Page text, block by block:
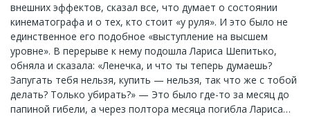
внешних эффектов, сказал все, что думает о состоянии
кинематографа и о тех, кто стоит «у руля». И это было не
единственное его подобное «выступление на высшем
уровне». В перерыве к нему подошла Лариса Шепитько,
обняла и сказала: «Ленечка, и что ты теперь думаешь?
Запугать тебя нельзя, купить — нельзя, так что же с тобой
делать? Только убирать?» — Это было где-то за месяц до
папиной гибели, а через полтора месяца погибла Лариса…